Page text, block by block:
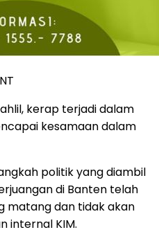
kerap terjadi dalam
kesamaan dalam
politik yang diambil
di Banten telah
matang dan tidak akan
internal KIM.